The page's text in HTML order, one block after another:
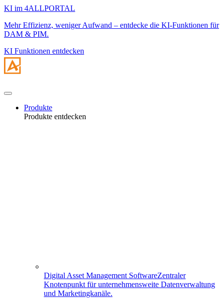
KI im 4ALLPORTAL
Mehr Effizienz, weniger Aufwand – entdecke die KI-Funktionen für
DAM & PIM.
KI Funktionen entdecken
Produkte
Produkte entdecken
Digital Asset Management SoftwareZentraler
Knotenpunkt für unternehmensweite Datenverwaltung
und Marketingkanäle.